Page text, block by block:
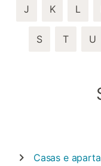
J K L
S T U
Casas e